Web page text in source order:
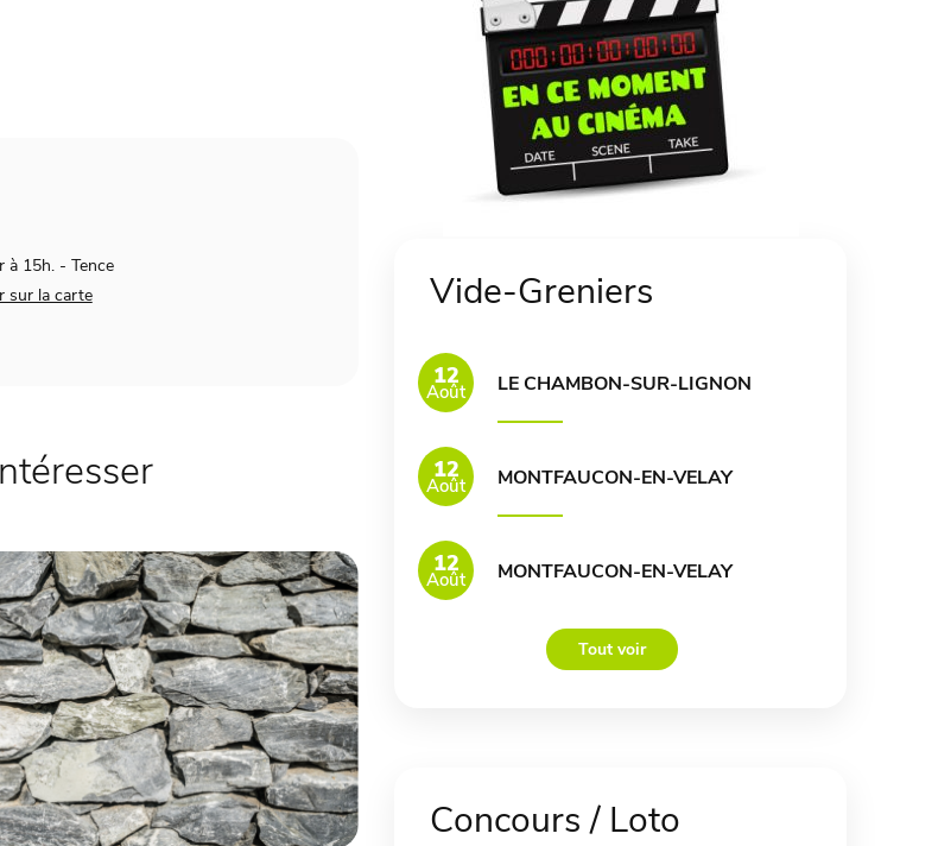
à 15h. - Tence
sur la carte
Vide-Greniers
12
Août LE CHAMBON-SUR-LIGNON
12
Août MONTFAUCON-EN-VELAY
12
Août MONTFAUCON-EN-VELAY
Tout voir
Concours / Loto